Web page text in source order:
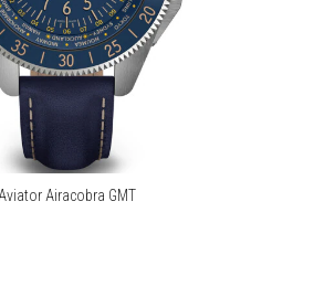
Airacobra GMT